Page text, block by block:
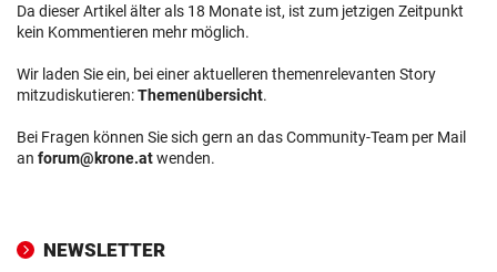
Da dieser Artikel älter als 18 Monate ist, ist zum jetzigen Zeitpunkt
kein Kommentieren mehr möglich.
Wir laden Sie ein, bei einer aktuelleren themenrelevanten Story
mitzudiskutieren:Themenübersicht.
Bei Fragen können Sie sich gern an das Community-Team per Mail
an forum@krone.atwenden.
NEWSLETTER